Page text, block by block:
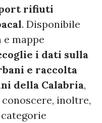
rifiuti
. Disponibile
mappe
i dati sulla
e raccolta
della Calabria,
inoltre,